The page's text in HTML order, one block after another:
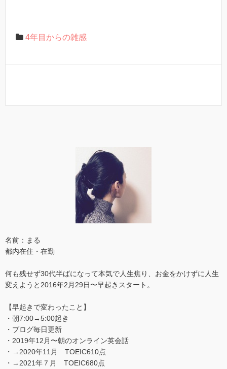
4年目からの雑感
名前：まる
都内在住・在勤
何も残せず30代半ばになって本気で人生焦り、お金をかけずに人生
変えようと2016年2月29日〜早起きスタート。
【早起きで変わったこと】
・朝7:00→5:00起き
・ブログ毎日更新
・2019年12月〜朝のオンライン英会話
・→2020年11月 TOEIC610点
・→2021年７月 TOEIC680点